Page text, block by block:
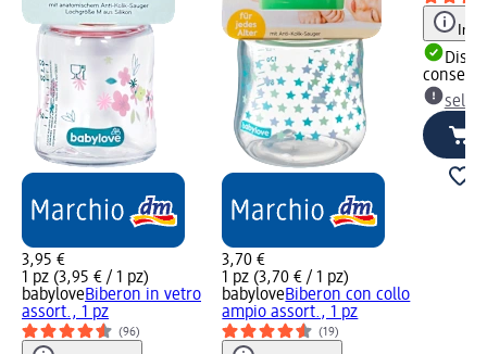
3,95 €
1 pz (3,95 € / 1 pz)
babyloveBiberon in vetro
assort., 1 pz
(96)
3,70 €
1 pz (3,70 € / 1 pz)
babyloveBiberon con collo
ampio assort., 1 pz
(19)